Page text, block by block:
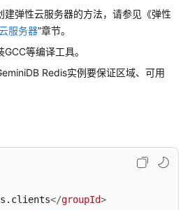
建弹性云服务器的方法，请参见《弹性
服务器”章节。
GCC等编译工具。
Redis实例要保证区域、可用
</groupId>